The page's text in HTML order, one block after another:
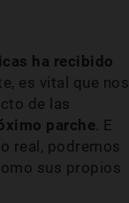
ha recibido
es vital que nos
de las
parche . E
real, podremos
sus propios